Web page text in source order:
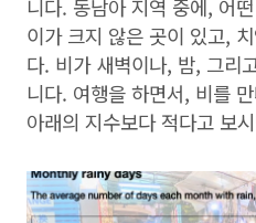
니다. 동남아 지역 중에, 어
이가 크지 않은 곳이 있고,
다. 비가 새벽이나, 밤, 그리
니다. 여행을 하면서, 비를
아래의 지수보다 적다고 보